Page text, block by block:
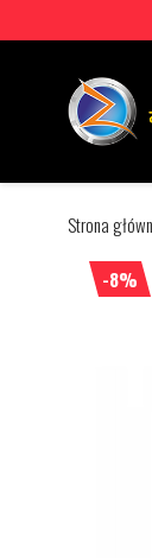
Strona
-8%